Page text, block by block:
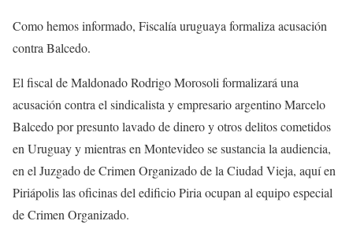
Como hemos informado, Fiscalía uruguaya formaliza acusación
contra Balcedo.
El fiscal de Maldonado Rodrigo Morosoli formalizará una
acusación contra el sindicalista y empresario argentino Marcelo
Balcedo por presunto lavado de dinero y otros delitos cometidos
en Uruguay y mientras en Montevideo se sustancia la audiencia,
en el Juzgado de Crimen Organizado de la Ciudad Vieja, aquí en
Piriápolis las oficinas del edificio Piria ocupan al equipo especial
de Crimen Organizado.